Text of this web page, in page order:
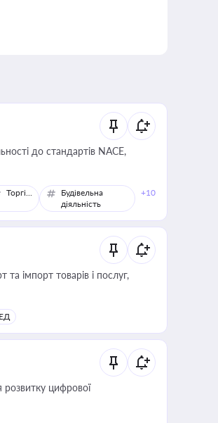
до стандартів NACE,
Торгівля
Будівельна
діяльність
+10
імпорт товарів і послуг,
цифрової